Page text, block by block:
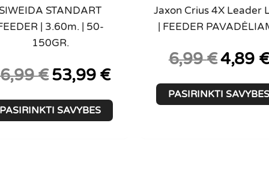
SIWEIDA STANDART
| 3.60m. | 50-
150GR.
€ Original
price
was:
76,99 €.
53,99 €Current
is:
PASIRINKTI SAVYBES
This
product
Jaxon Crius 4X Leader
| FEEDER
6,99€ Original
price
was:
6,99 €.
4,89 €
PASIRINKTI SAVYBES